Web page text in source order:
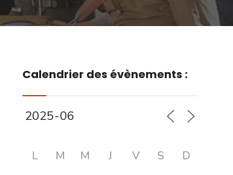
Calendrier des évènements :
L M M J V S D